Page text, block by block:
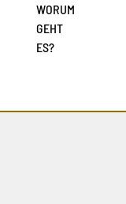
WORUM
GEHT
ES?